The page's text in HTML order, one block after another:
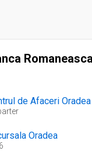
de Afaceri Oradea
Oradea